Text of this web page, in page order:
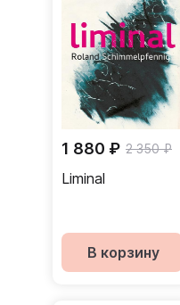
1 880 ₽ 2 350 ₽
Liminal
В корзину